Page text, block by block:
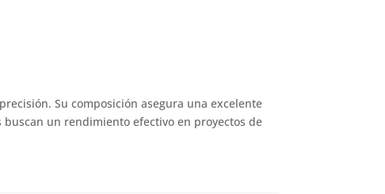
Su composición asegura una excelente
un rendimiento efectivo en proyectos de